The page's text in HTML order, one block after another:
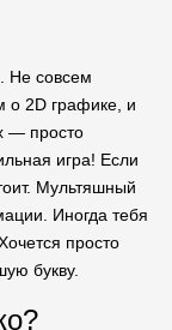
Не совсем
о 2D графике, и
— просто
игра! Если
Мультяшный
Иногда тебя
просто
букву.